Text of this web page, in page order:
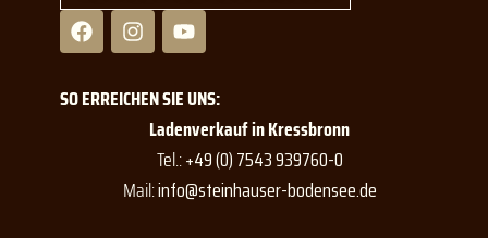
F
a
c
e
b
I
n
s
t
a
m
Y
o
u
t
u
b
e
SO ERREICHEN SIE UNS:
Ladenverkauf in Kressbronn
Tel.:+49 (0) 7543 939760-0
Mail:info@steinhauser-bodensee.de